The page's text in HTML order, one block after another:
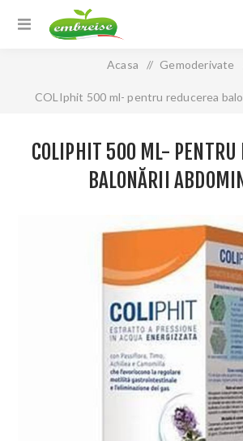
Acasa / Gemoderivate
COLIphit 500 ml- pentru reducerea
COLIPHIT 500 ML- PENTRU
BALONĂRII